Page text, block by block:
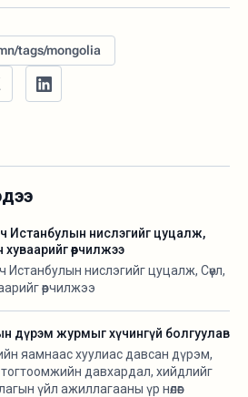
tags/mongolia
Истанбулын нислэгийг цуцалж,
өөрчилжээ
нислэгийг цуцалж, Сөүл,
өөрчилжээ
дүрэм журмыг хүчингүй болгуулав
яамнаас хуулиас давсан дүрэм,
давхардал, хийдлийг
үйл ажиллагааны үр нөлөөг